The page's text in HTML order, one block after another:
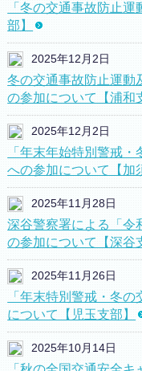
「冬の交通事故防止
部】
2025年12月2日
冬の交通事故防止運動
の参加について【浦和
2025年12月2日
「年末年始特別警戒
への参加について【加
2025年11月28日
深谷警察署による「令
の参加について【深谷
2025年11月26日
「年末特別警戒・冬
について【児玉支部】
2025年10月14日